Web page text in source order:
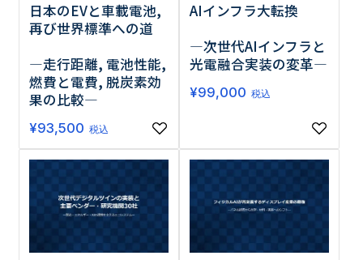
リセット 検索する
日本のEVと車載電池,
再び世界標準への道
―走行距離, 電池性能,
燃費と電費, 脱炭素効
果の比較―
¥93,500 税込
AIインフラ大転換
―次世代AIインフラと
光電融合実装の変革―
¥99,000 税込